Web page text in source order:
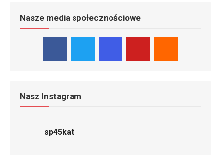
Nasze media społecznościowe
Nasz Instagram
sp45kat